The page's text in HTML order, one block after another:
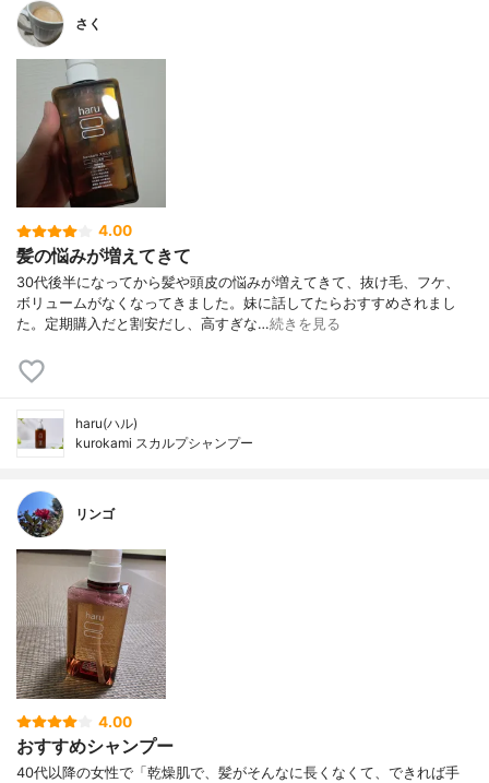
さく
4.00
髪の悩みが増えてきて
30代後半になってから髪や頭皮の悩みが増えてきて、抜け毛、フケ、
ボリュームがなくなってきました。妹に話してたらおすすめされまし
た。定期購入だと割安だし、高すぎな…続きを見る
haru(ハル)
kurokami スカルプシャンプー
リンゴ
4.00
おすすめシャンプー
40代以降の女性で「乾燥肌で、髪がそんなに長くなくて、できれば手